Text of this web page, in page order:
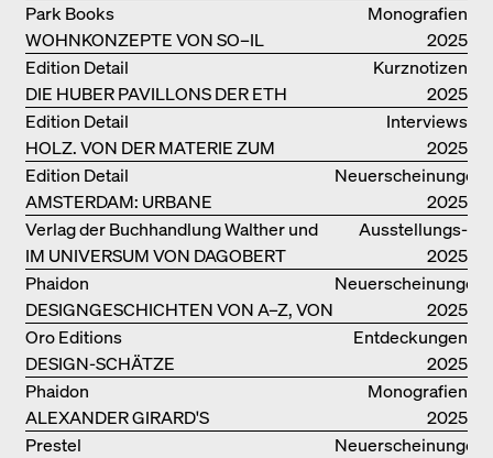
Monografien
WOHNKONZEPTE VON SO–IL
Park Books
2025
Kurznotizen
DIE HUBER PAVILLONS DER ETH
ZÜRICH – WIEDERVERWENDET!
Edition Detail
2025
Interviews
HOLZ. VON DER MATERIE ZUM
GEBAUTEN
Edition Detail
2025
Neuerscheinungen
AMSTERDAM: URBANE
ARCHITEKTUR UND LEBENSRÄUME
Edition Detail
2025
Ausstellungs­
kataloge
IM UNIVERSUM VON DAGOBERT
PECHE
Verlag der Buchhandlung Walther und
Franz König
2025
Neuerscheinungen
DESIGNGESCHICHTEN VON A–Z, VON
GAE AULENTI BIS ZU SORI YANAGI
Phaidon
2025
Entdeckungen
DESIGN-SCHÄTZE
WIEDERENTDECKT: FINN JUHLS
CHIEFTAIN CHAIR
Oro Editions
2025
Monografien
ALEXANDER GIRARD'S
OPTIMISTISCHE ENTWÜRFE
Phaidon
2025
Neuerscheinungen
Prestel